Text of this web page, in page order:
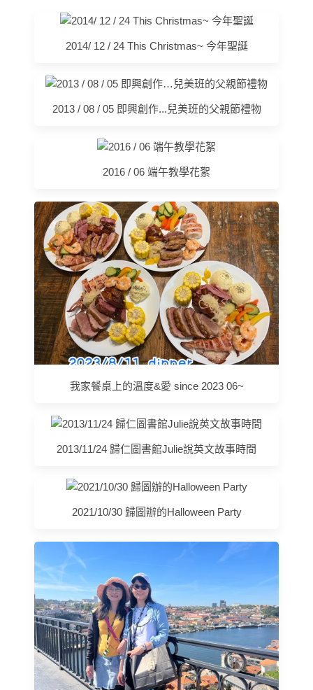
2014/ 12 / 24 This Christmas~ 今年聖誕
2013 / 08 / 05 即興創作...兒美班的父親節禮物
2016 / 06 端午教學花絮
我家餐桌上的溫度&愛 since 2023 06~
2013/11/24 歸仁圖書館Julie說英文故事時間
2021/10/30 歸圖辦的Halloween Party